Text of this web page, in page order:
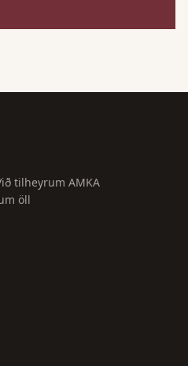
tilheyrum AMKA
öll